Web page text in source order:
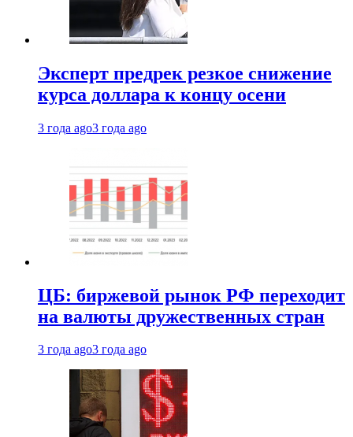
Эксперт предрек резкое снижение
курса доллара к концу осени
3 года ago3 года ago
ЦБ: биржевой рынок РФ переходит
на валюты дружественных стран
3 года ago3 года ago